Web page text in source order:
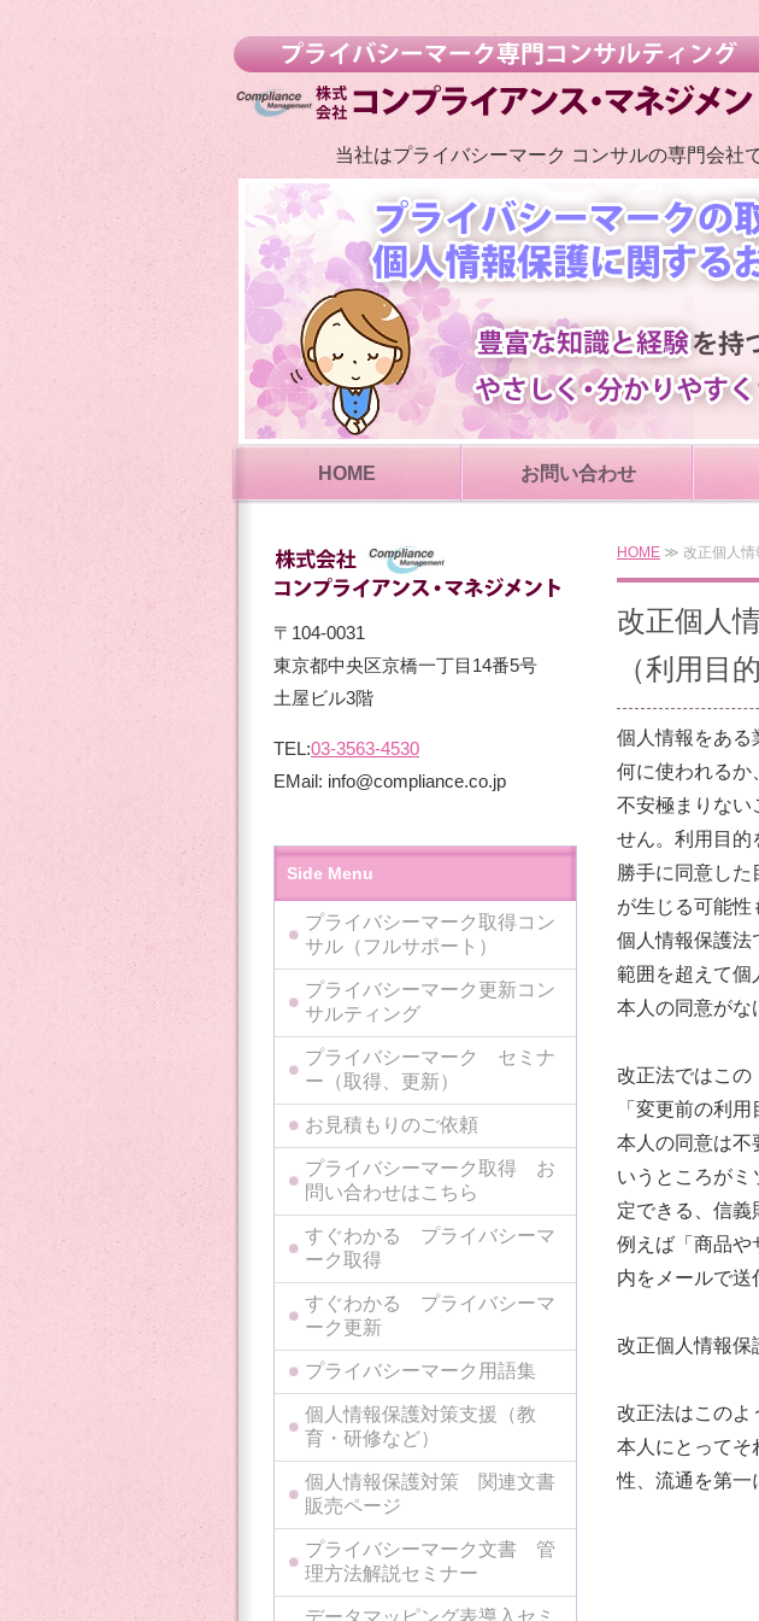
当社はプライバシーマーク コンサルの専門会
HOME お問い合わせ
HOME ≫ 改正個人情
改正個
（利用目
個人情報をある
何に使われるか
不安極まりない
せん。利用目的
勝手に同意した
が生じる可能性
個人情報保護法
範囲を超えて個
本人の同意がな
改正法ではこの
「変更前の利
本人の同意は不
いうところがミ
定できる、信義
例えば「商品や
内をメールで送
改正個人情報保
改正法はこのよ
本人にとってそ
性、流通を第一
〒104-0031
東京都中央区京橋一丁目14番5号
土屋ビル3階
TEL:03-3563-4530
EMail: info@compliance.co.jp
Side Menu
プライバシーマーク取得コン
サル（フルサポート）
プライバシーマーク更新コン
サルティング
プライバシーマーク セミナ
ー（取得、更新）
お見積もりのご依頼
プライバシーマーク取得 お
問い合わせはこちら
すぐわかる プライバシーマ
ーク取得
すぐわかる プライバシーマ
ーク更新
プライバシーマーク用語集
個人情報保護対策支援（教
育・研修など）
個人情報保護対策 関連文書
販売ページ
プライバシーマーク文書 管
理方法解説セミナー
データマッピング表導入セミ